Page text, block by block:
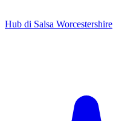
Hub di Salsa Worcestershire